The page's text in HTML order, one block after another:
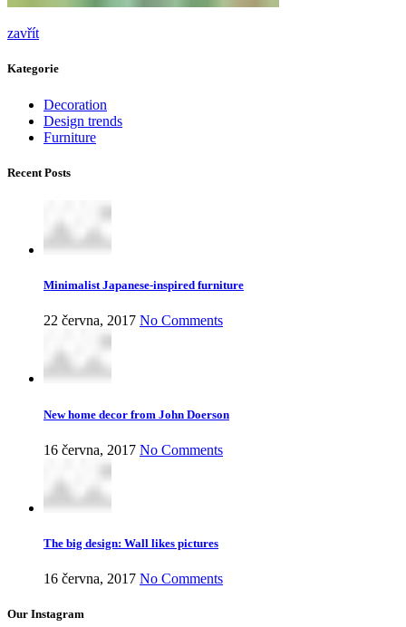
zavřít
Kategorie
Decoration
Design trends
Furniture
Recent Posts
Minimalist Japanese-inspired furniture
22 června, 2017 No Comments
New home decor from John Doerson
16 června, 2017 No Comments
The big design: Wall likes pictures
16 června, 2017 No Comments
Our Instagram